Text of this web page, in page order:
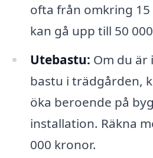
ofta från omkring
kan gå upp till 50
Utebastu: Om du är
bastu i trädgården,
öka beroende på
installation. Räkna
000 kronor.